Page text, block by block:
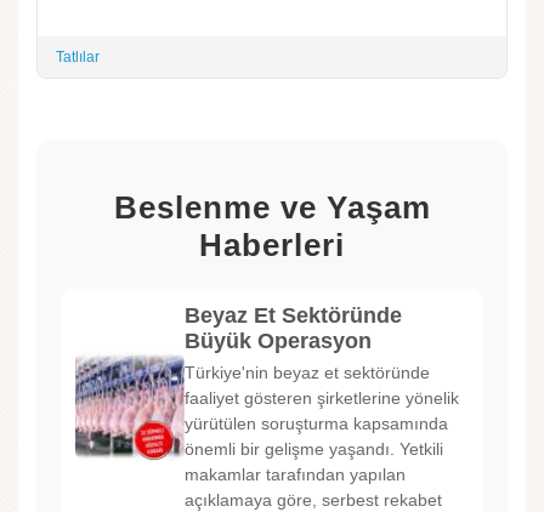
Tatlılar
Beslenme ve Yaşam
Haberleri
Beyaz Et Sektöründe
Büyük Operasyon
Türkiye'nin beyaz et sektöründe
faaliyet gösteren şirketlerine yönelik
yürütülen soruşturma kapsamında
önemli bir gelişme yaşandı. Yetkili
makamlar tarafından yapılan
açıklamaya göre, serbest rekabet